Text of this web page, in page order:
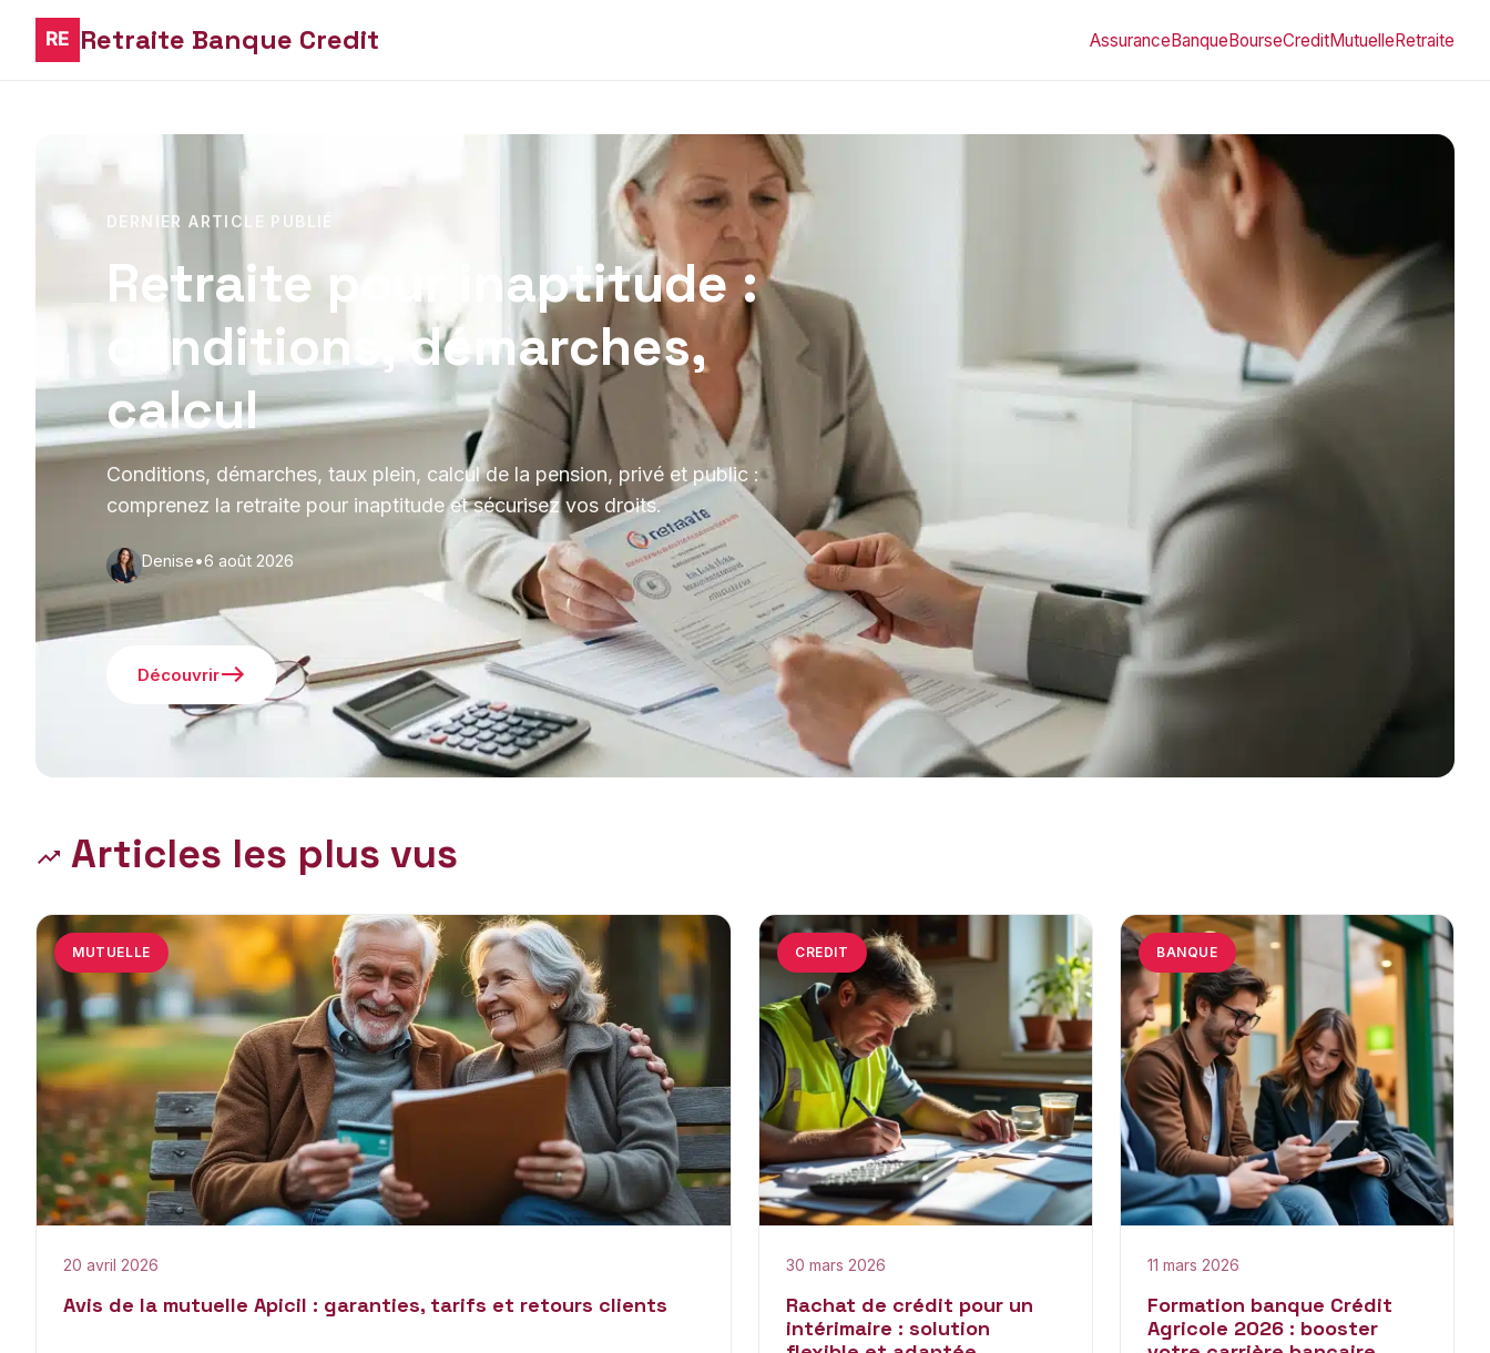
Retraite Banque Credit AssuranceBanqueBourseCreditMutuelleRetraite
DERNIER ARTICLE PUBLIÉ
Retraite pour inaptitude :
conditions, démarches,
calcul
Conditions, démarches, taux plein, calcul de la pension, privé et public :
comprenez la retraite pour inaptitude et sécurisez vos droits.
Denise•6 août 2026
Découvrir
Articles les plus vus
MUTUELLE
20 avril 2026
Avis de la mutuelle Apicil : garanties, tarifs et retours clients
CREDIT
30 mars 2026
Rachat de crédit pour un
intérimaire : solution
BANQUE
11 mars 2026
Formation banque Crédit
Agricole 2026 : booster